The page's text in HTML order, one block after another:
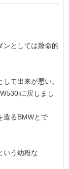
ンとしては致命的
て出来が悪い。
に戻しまし
造るBMWとで
いう幼稚な